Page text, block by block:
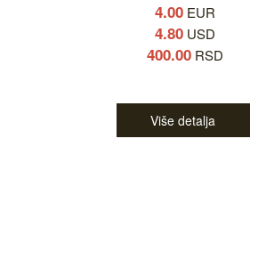
4.00 EUR
4.80 USD
400.00 RSD
Više detalja